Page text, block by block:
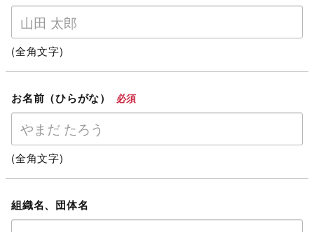
(全角文字)
お名前（ひらがな） 必須
(全角文字)
組織名、団体名